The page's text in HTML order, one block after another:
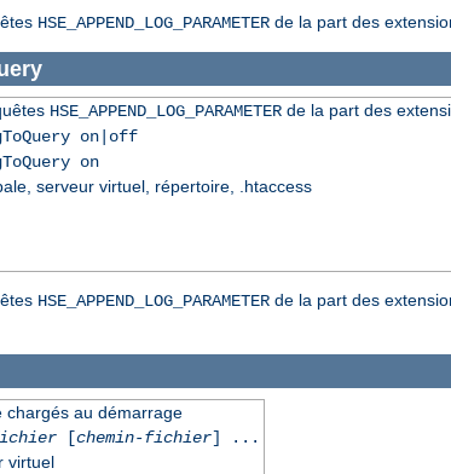
HSE_APPEND_LOG_PARAMETER de la part des
HSE_APPEND_LOG_PARAMETERde la part des
on|off
on
serveur virtuel, répertoire, .htaccess
HSE_APPEND_LOG_PARAMETER de la part des
chargés au démarrage
[chemin-fichier] ...
virtuel